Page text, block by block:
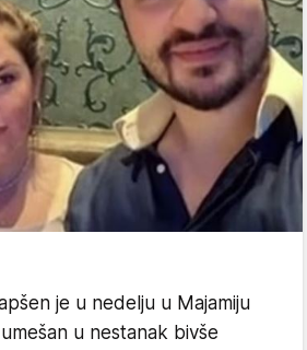
je u nedelju u Majamiju
u nestanak bivše